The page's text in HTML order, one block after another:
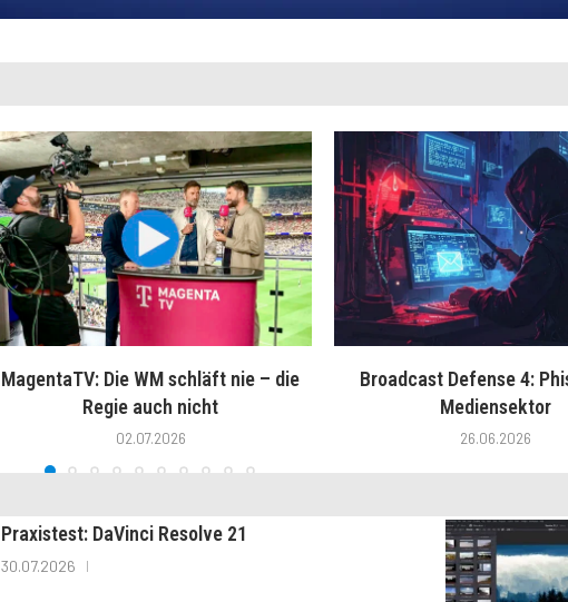
MagentaTV: Die WM schläft nie – die
Regie auch nicht
02.07.2026
Broadcast Defense 4:
Mediensektor
26.06.2026
Praxistest: DaVinci Resolve 21
30.07.2026